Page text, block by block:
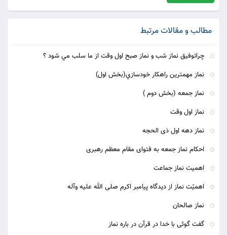
(کنزالعمال ج 7، ص 707، ح 21031)
5 - علت نامگذاری جمعه
قال الباقر - علیه السلام -:ان الله - عزوجل - جمع فیها خلقه لو
لایة محمد و وصیة فی المیثاق فسماه یوم الجمعة لجمعه فیه
خداوند در آن روز خلق خود را جهت گرفتن پیمان برای ولایت
قال رسول الله - صلی الله علیه و آله -:رواح الجمعة واجب علی
مطالب و مقالات مرتبط
چراتوفيق نماز شب و نماز صبح اول وقت از ما سلب مي شود ؟
نماز مهمترين راهكار خودسازي(بخش اول)
نماز جمعه (بخش دوم )
نماز اول وقت
نماز دهه اول ذی الحجه
احکام نماز جمعه به فتوای مقام معظم رهبری
اهمیت نماز جماعت
اهمیّت نماز از دیدگاه پیامبر اکرم صلی الله علیه وآله
نماز صالحان
گفت گوئی با خدا در قرآن در باره نماز